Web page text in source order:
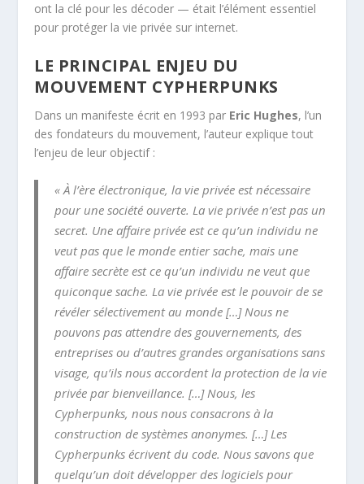
ont la clé pour les décoder — était l’élément essentiel
pour protéger la vie privée sur internet.
LE PRINCIPAL ENJEU DU
MOUVEMENT CYPHERPUNKS
Dans un manifeste écrit en 1993 par Eric Hughes, l’un
des fondateurs du mouvement, l’auteur explique tout
l’enjeu de leur objectif :
« À l’ère électronique, la vie privée est nécessaire
pour une société ouverte. La vie privée n’est pas un
secret. Une affaire privée est ce qu’un individu ne
veut pas que le monde entier sache, mais une
affaire secrète est ce qu’un individu ne veut que
quiconque sache. La vie privée est le pouvoir de se
révéler sélectivement au monde […] Nous ne
pouvons pas attendre des gouvernements, des
entreprises ou d’autres grandes organisations sans
visage, qu’ils nous accordent la protection de la vie
privée par bienveillance. […] Nous, les
Cypherpunks, nous nous consacrons à la
construction de systèmes anonymes. […] Les
Cypherpunks écrivent du code. Nous savons que
quelqu’un doit développer des logiciels pour